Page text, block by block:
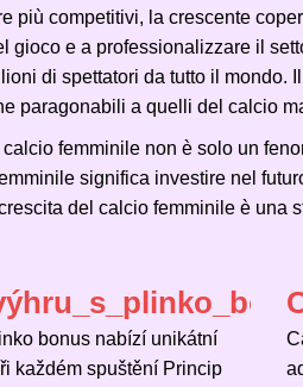
più competitivi, la crescente
gioco e a professionalizzare il
di spettatori da tutto il
paragonabili a quelli del calcio
calcio femminile non è solo un
significa investire nel
del calcio femminile è una
bonus nabízí unikátní
každém spuštění Princip